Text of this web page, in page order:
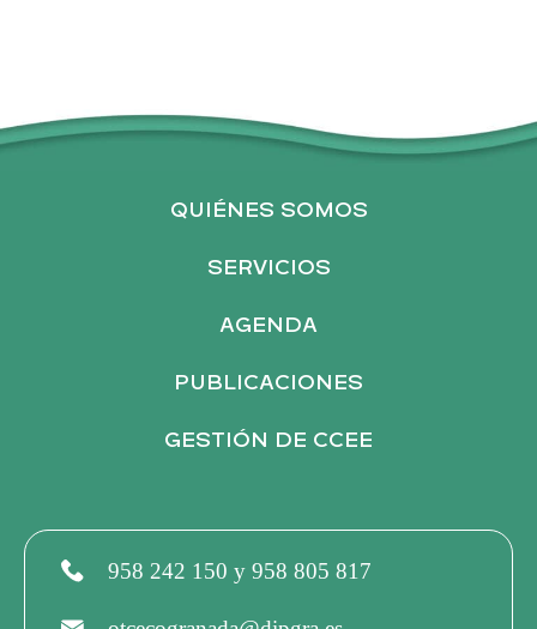
QUIÉNES SOMOS
SERVICIOS
AGENDA
PUBLICACIONES
GESTIÓN DE CCEE
958 242 150 y 958 805 817